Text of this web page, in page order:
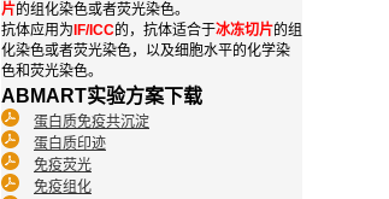
片的组化染色或者荧光染色。
抗体应用为 IF/ICC的，抗体适合于冰冻切片的组
化染色或者荧光染色，以及细胞水平的化学染
色和荧光染色。
ABMART实验方案下载
蛋白质免疫共沉淀
蛋白质印迹
免疫荧光
免疫组化